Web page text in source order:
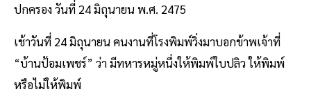
ปกครอง วันที่ 24 มิถุนายน พ.ศ. 2475
เช้าวันที่ 24 มิถุนายน คนงานที่โรงพิมพ์วิ่งมาบอกข้าพเจ้าที่
“บ้านป้อมเพชร์” ว่า มีทหารหมู่หนึ่งให้พิมพ์ใบปลิว ให้พิมพ์
หรือไม่ให้พิมพ์